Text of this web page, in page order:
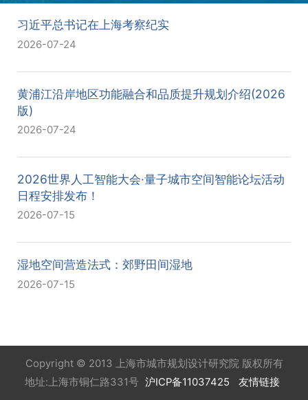
习近平总书记在上海考察纪实
2026-07-24
黄浦江沿岸地区功能融合和品质提升规划介绍(2026
版)
2026-07-24
2026世界人工智能大会·量子城市空间智能论坛活动
日程安排发布！
2026-07-15
湿地空间营造法式：郊野田间湿地
2026-07-15
Copyright © 2013 上海市城市规划设计研究院 版权所有
地址:上海市铜仁路331号 沪ICP备11037425 友情链接